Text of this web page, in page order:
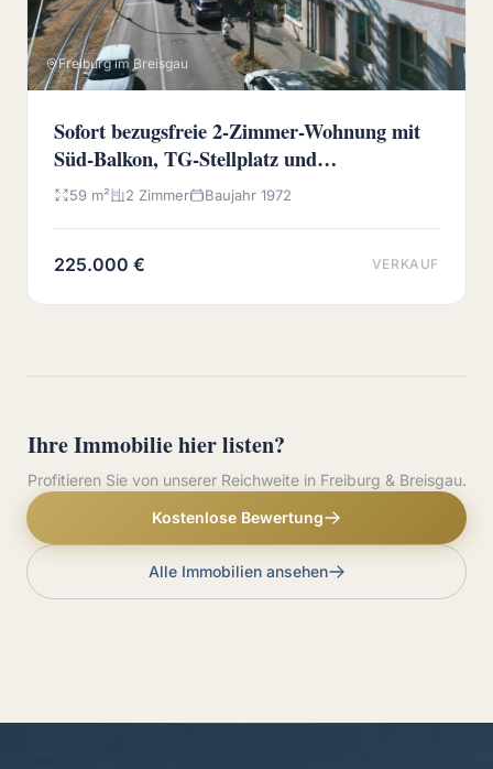
Freiburg im Breisgau
Sofort bezugsfreie 2-Zimmer-Wohnung mit
Süd-Balkon, TG-Stellplatz und
Wochenmarkt vor der Haustür
59 m² 2 Zimmer Baujahr 1972
225.000 € VERKAUF
Ihre Immobilie hier listen?
Profitieren Sie von unserer Reichweite in Freiburg & Breisgau.
Kostenlose Bewertung
Alle Immobilien ansehen